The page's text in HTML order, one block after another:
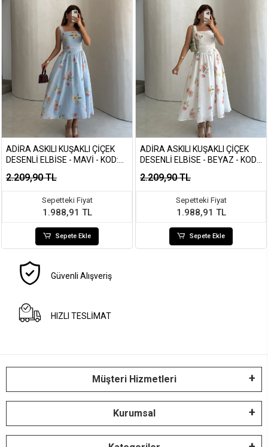
ADIRA ASKILI KUŞAKLI ÇIÇEK
DESENLI ELBISE - MAVI - KOD:
2.209,90 TL
Sepetteki Fiyat
1.988,91 TL
Sepete Ekle
ADIRA ASKILI KUŞAKLI ÇIÇEK
DESENLI ELBISE - BEYAZ - KOD:
2.209,90 TL
Sepetteki Fiyat
1.988,91 TL
Sepete Ekle
Güvenli Alışveriş
HIZLI TESLİMAT
Müşteri Hizmetleri
Kurumsal